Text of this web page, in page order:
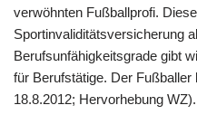
verwöhnten Fußballprofi.
Sportinvaliditätsversicherung
Berufsunfähigkeitsgrade gibt
für Berufstätige. Der
18.8.2012; Hervorhebung WZ).